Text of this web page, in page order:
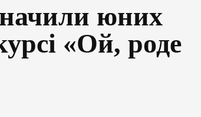
юних
«Ой, роде